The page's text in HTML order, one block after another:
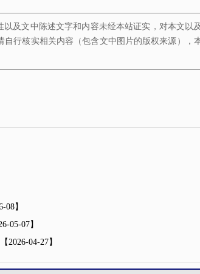
及文中陈述文字和内容未经本站证实，对本文以
行核实相关内容（包含文中图片的版权来源），
08】
05-07】
【2026-04-27】